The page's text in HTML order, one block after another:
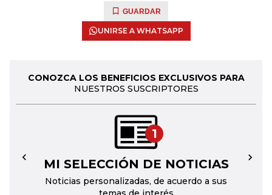
GUARDAR
UNIRSE A WHATSAPP
CONOZCA LOS BENEFICIOS EXCLUSIVOS PARA
NUESTROS SUSCRIPTORES
1
MI SELECCIÓN DE NOTICIAS
Noticias personalizadas, de acuerdo a sus
← →